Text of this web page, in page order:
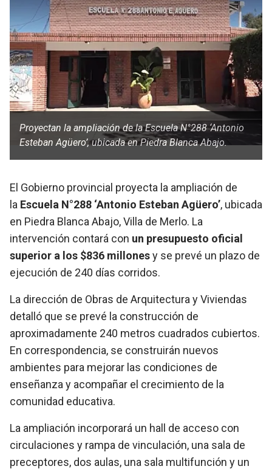
Proyectan la ampliación de la Escuela N°288 ‘Antonio
Esteban Agüero’, ubicada en Piedra Blanca Abajo.
El Gobierno provincial proyecta la ampliación de
la Escuela N°288 ‘Antonio Esteban Agüero’, ubicada
en Piedra Blanca Abajo, Villa de Merlo. La
intervención contará con un presupuesto oficial
superior a los $836 millonesy se prevé un plazo de
ejecución de 240 días corridos.
La dirección de Obras de Arquitectura y Viviendas
detalló que se prevé la construcción de
aproximadamente 240 metros cuadrados cubiertos.
En correspondencia, se construirán nuevos
ambientes para mejorar las condiciones de
enseñanza y acompañar el crecimiento de la
comunidad educativa.
La ampliación incorporará un hall de acceso con
circulaciones y rampa de vinculación, una sala de
preceptores, dos aulas, una sala multifunción y un